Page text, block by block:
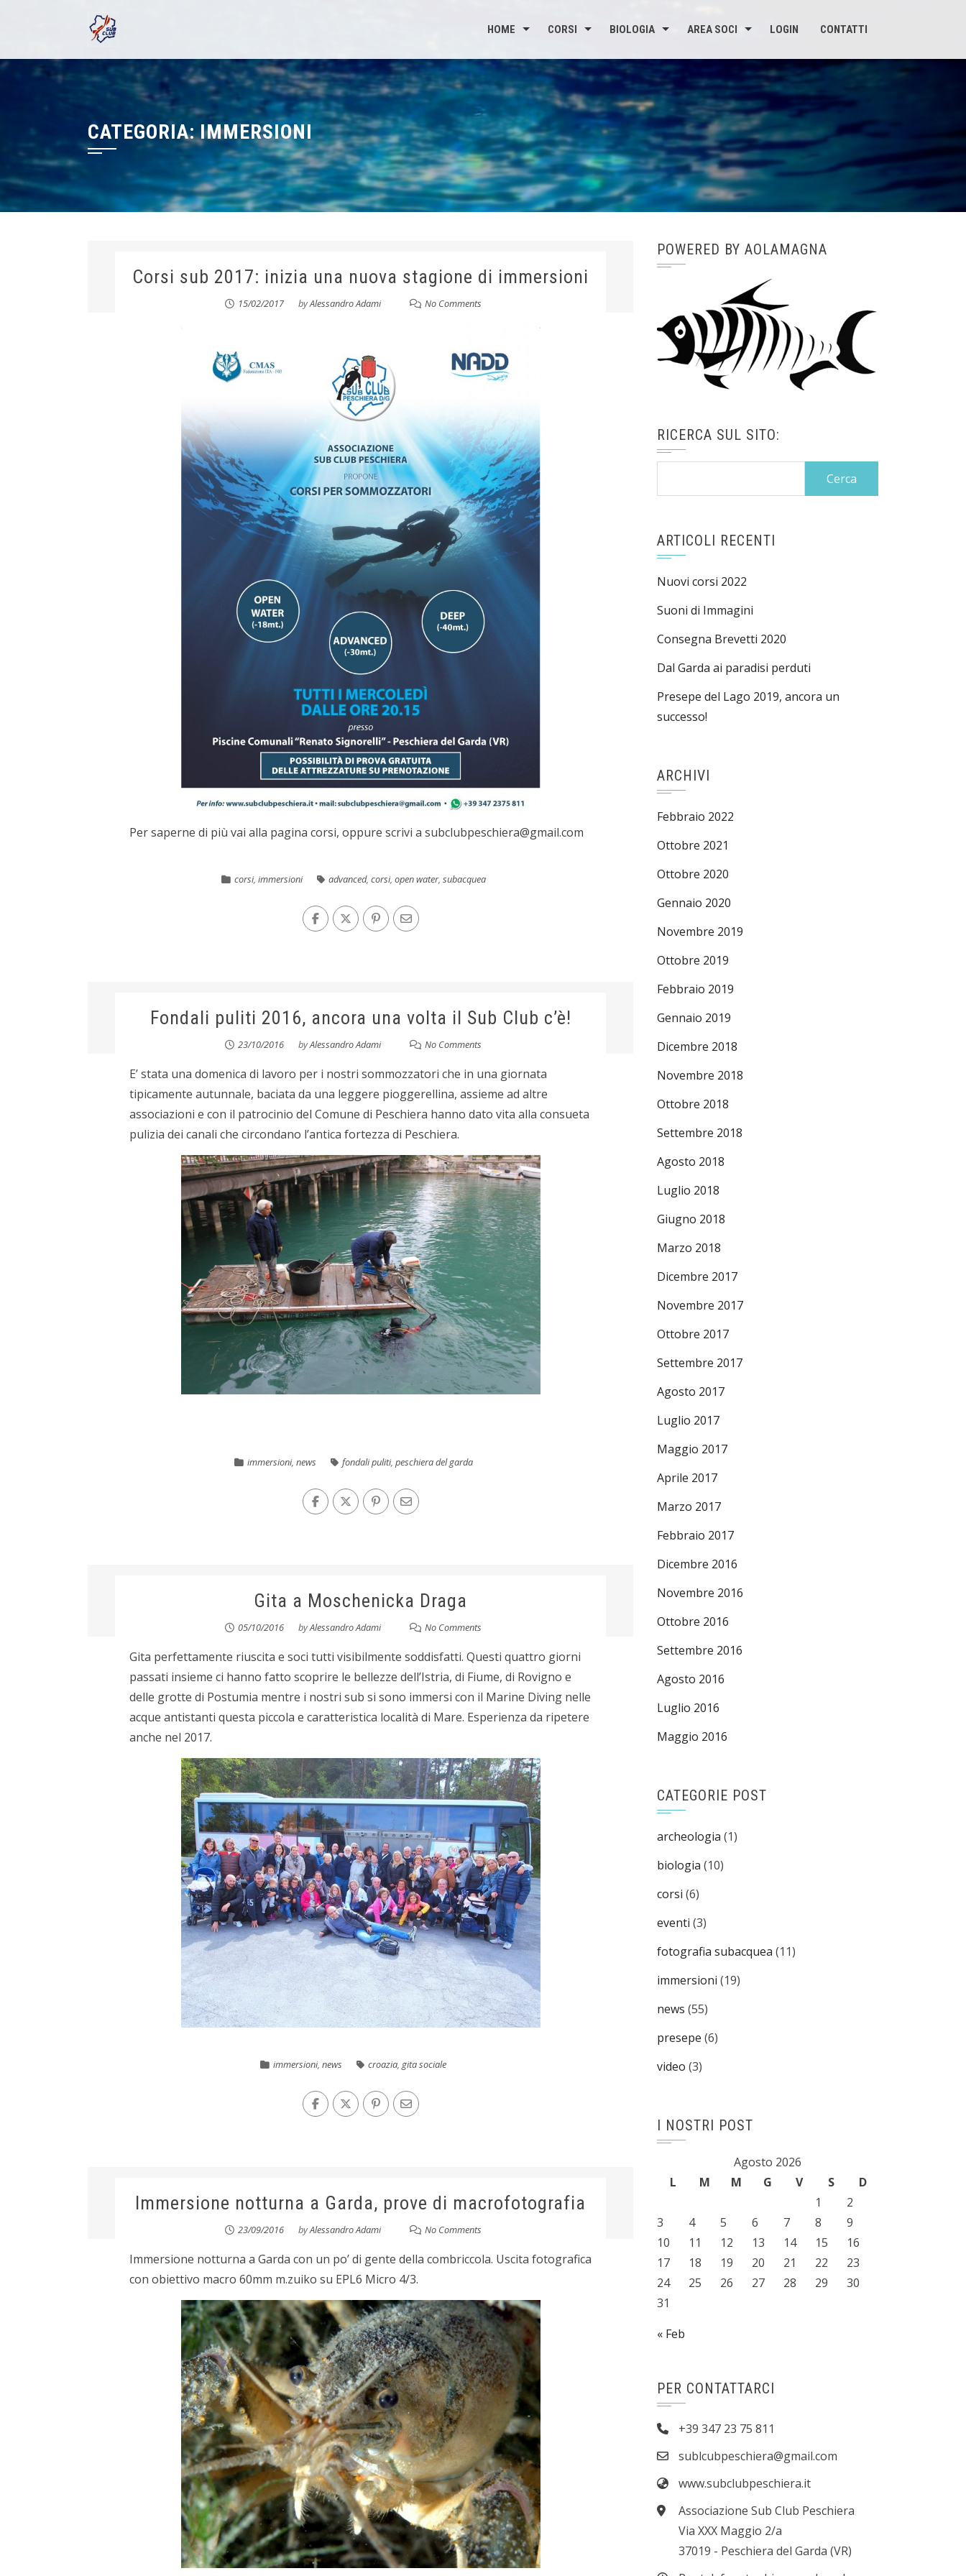
HOME CORSI BIOLOGIA AREA SOCI LOGIN CONTATTI
CATEGORIA:IMMERSIONI
Corsi sub 2017: inizia una nuova stagione di immersioni
15/02/2017 byAlessandro Adami No Comments
Per saperne di più vai alla pagina corsi, oppure scrivi a subclubpeschiera@gmail.com
corsi, immersioni advanced, corsi, open water, subacquea
Fondali puliti 2016, ancora una volta il Sub Club c’è!
23/10/2016 byAlessandro Adami No Comments
E’ stata una domenica di lavoro per i nostri sommozzatori che in una giornata
tipicamente autunnale, baciata da una leggere pioggerellina, assieme ad altre
associazioni e con il patrocinio del Comune di Peschiera hanno dato vita alla consueta
pulizia dei canali che circondano l’antica fortezza di Peschiera.
immersioni, news fondali puliti, peschiera del garda
Gita a Moschenicka Draga
05/10/2016 byAlessandro Adami No Comments
Gita perfettamente riuscita e soci tutti visibilmente soddisfatti. Questi quattro giorni
passati insieme ci hanno fatto scoprire le bellezze dell’Istria, di Fiume, di Rovigno e
delle grotte di Postumia mentre i nostri sub si sono immersi con il Marine Diving nelle
acque antistanti questa piccola e caratteristica località di Mare. Esperienza da ripetere
anche nel 2017.
immersioni, news croazia, gita sociale
Immersione notturna a Garda, prove di macrofotografia
23/09/2016 byAlessandro Adami No Comments
Immersione notturna a Garda con un po’ di gente della combriccola. Uscita fotografica
con obiettivo macro 60mm m.zuiko su EPL6 Micro 4/3.
POWERED BY AOLAMAGNA
RICERCA SUL SITO:
ARTICOLI RECENTI
Nuovi corsi 2022
Suoni di Immagini
Consegna Brevetti 2020
Dal Garda ai paradisi perduti
Presepe del Lago 2019, ancora un
successo!
ARCHIVI
Febbraio 2022
Ottobre 2021
Ottobre 2020
Gennaio 2020
Novembre 2019
Ottobre 2019
Febbraio 2019
Gennaio 2019
Dicembre 2018
Novembre 2018
Ottobre 2018
Settembre 2018
Agosto 2018
Luglio 2018
Giugno 2018
Marzo 2018
Dicembre 2017
Novembre 2017
Ottobre 2017
Settembre 2017
Agosto 2017
Luglio 2017
Maggio 2017
Aprile 2017
Marzo 2017
Febbraio 2017
Dicembre 2016
Novembre 2016
Ottobre 2016
Settembre 2016
Agosto 2016
Luglio 2016
Maggio 2016
CATEGORIE POST
archeologia (1)
biologia (10)
corsi (6)
eventi (3)
fotografia subacquea (11)
immersioni (19)
news (55)
presepe (6)
video (3)
I NOSTRI POST
Agosto 2026
L
M M G V S
D
1
2
3
4 5 6 7 8
9
10
11 12 13 14 15
16
17
18 19 20 21 22
23
24
25 26 27 28 29
30
31
« Feb
PER CONTATTARCI
+39 347 23 75 811
sublcubpeschiera@gmail.com
www.subclubpeschiera.it
Associazione Sub Club Peschiera
Via XXX Maggio 2/a
37019 - Peschiera del Garda (VR)